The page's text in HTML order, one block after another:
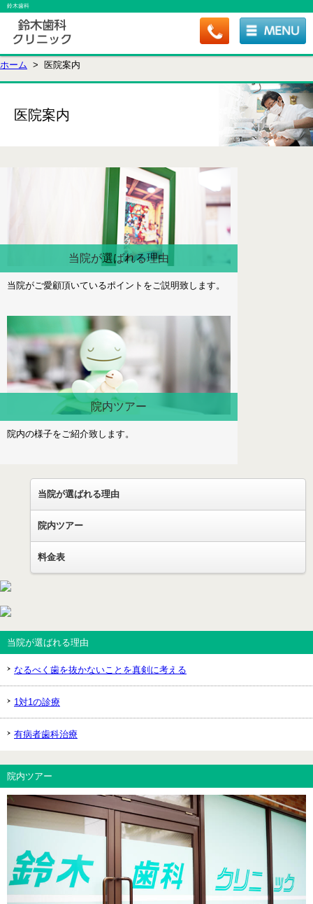
鈴木歯科
ホーム > 医院案内
医院案内
当院が選ばれる理由
当院がご愛顧頂いているポイントをご説明致します。
院内ツアー
院内の様子をご紹介致します。
当院が選ばれる理由
院内ツアー
料金表
当院が選ばれる理由
なるべく歯を抜かないことを真剣に考える
1対1の診療
有病者歯科治療
院内ツアー